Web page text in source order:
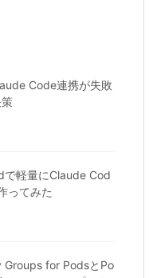
Code連携が失敗
軽量にClaude Cod
ってみた
Groups for PodsとPo